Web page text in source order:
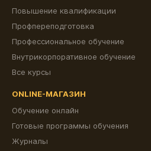
Повышение квалификации
Профпереподготовка
Профессиональное обучение
Внутрикорпоративное обучение
Все курсы
ONLINE-МАГАЗИН
Обучение онлайн
Готовые программы обучения
Журналы